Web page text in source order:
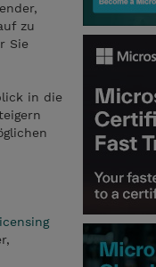
zu
Sie
in die